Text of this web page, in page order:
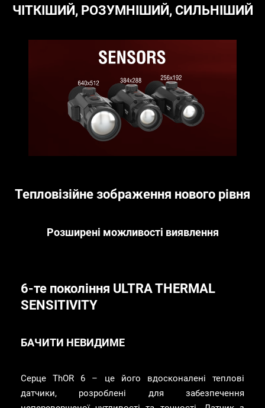
ЧІТКІШИЙ, РОЗУМНІШИЙ, СИЛЬНІШИЙ
Тепловізійне зображення нового рівня
Розширені можливості виявлення
6-те покоління ULTRA THERMAL
SENSITIVITY
БАЧИТИ НЕВИДИМЕ
Серце ThOR 6 – це його вдосконалені теплові
датчики, розроблені для забезпечення